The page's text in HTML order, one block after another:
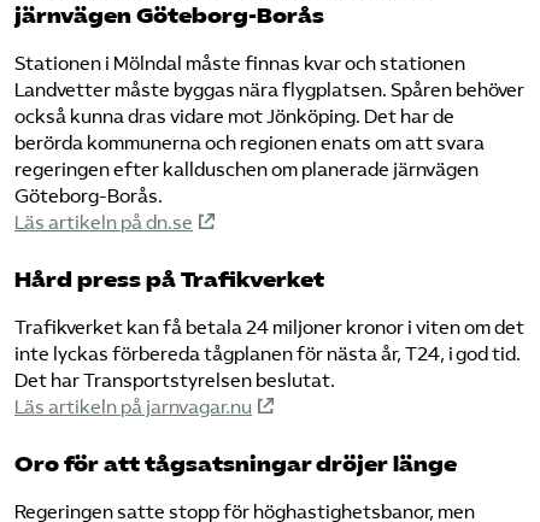
järnvägen Göteborg-Borås
Stationen i Mölndal måste finnas kvar och stationen
Landvetter måste byggas nära flygplatsen. Spåren behöver
också kunna dras vidare mot Jönköping. Det har de
berörda kommunerna och regionen enats om att svara
regeringen efter kallduschen om planerade järnvägen
Göteborg-Borås.
Läs artikeln på dn.se
Hård press på Trafikverket
Trafikverket kan få betala 24 miljoner kronor i viten om det
inte lyckas förbereda tågplanen för nästa år, T24, i god tid.
Det har Transportstyrelsen beslutat.
Läs artikeln på jarnvagar.nu
Oro för att tågsatsningar dröjer länge
Regeringen satte stopp för höghastighetsbanor, men